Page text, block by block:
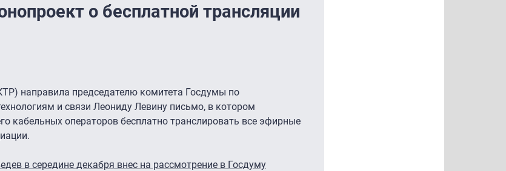
о бесплатной трансляции
направила председателю комитета Госдумы по
и связи Леониду Левину письмо, в котором
кабельных операторов бесплатно транслировать все эфирные
в середине декабря внес на рассмотрение в Госдуму